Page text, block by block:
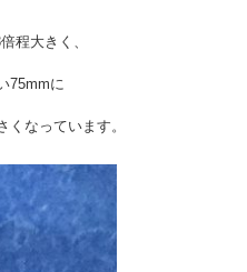
程大きく、
75mmに
なっています。